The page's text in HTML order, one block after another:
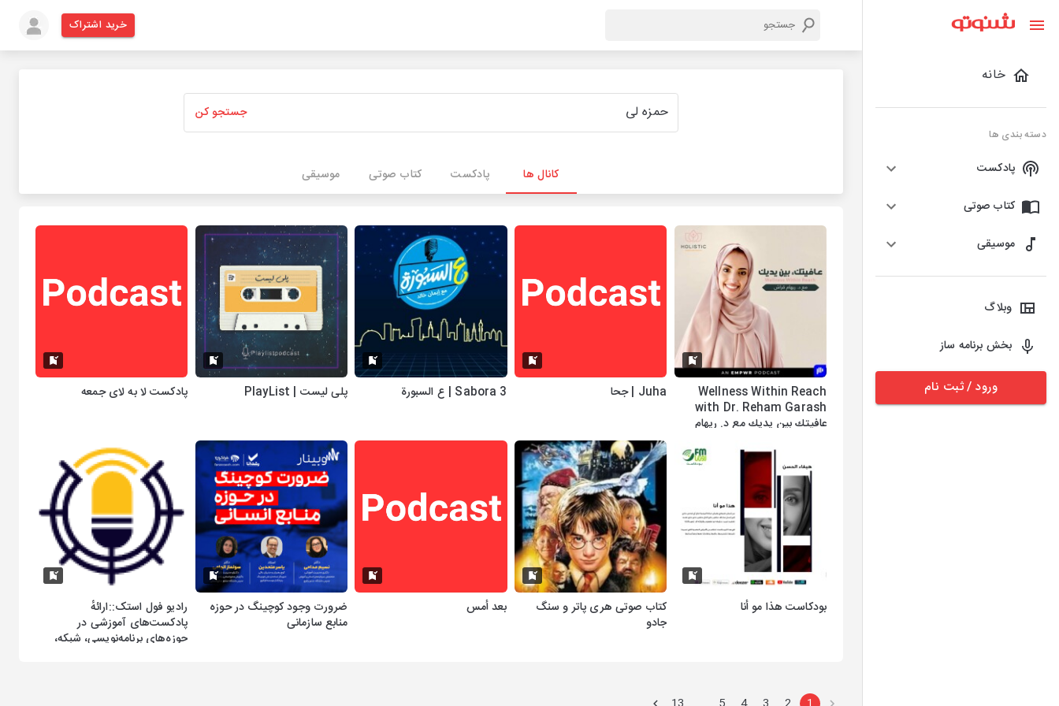
خانه
دسته بندی ها
پادکست
کتاب صوتی
موسیقی
وبلاگ
بخش برنامه ساز
ورود / ثبت نام
خرید اشتراک
جستجو کن
کانال ها پادکست کتاب صوتی موسیقی
Wellness Within Reach
with Dr. Reham Garash
عافيتك بين يديك مع د. ريهام
Juha | جحا 3 Sabora | ع السبورة پلی لیست | PlayList پادکست لا به لای جمعه
بودكاست هذا مو أنا
کتاب صوتی هری پاتر و سنگ
جادو
بعد أمس
ضرورت وجود کوچینگ در حوزه
منابع سازمانی
رادیو فول استک::ارائهٔ
پادکست‌های آموزشی در
حوزه‌های برنامه‌نویسی، شبکه،